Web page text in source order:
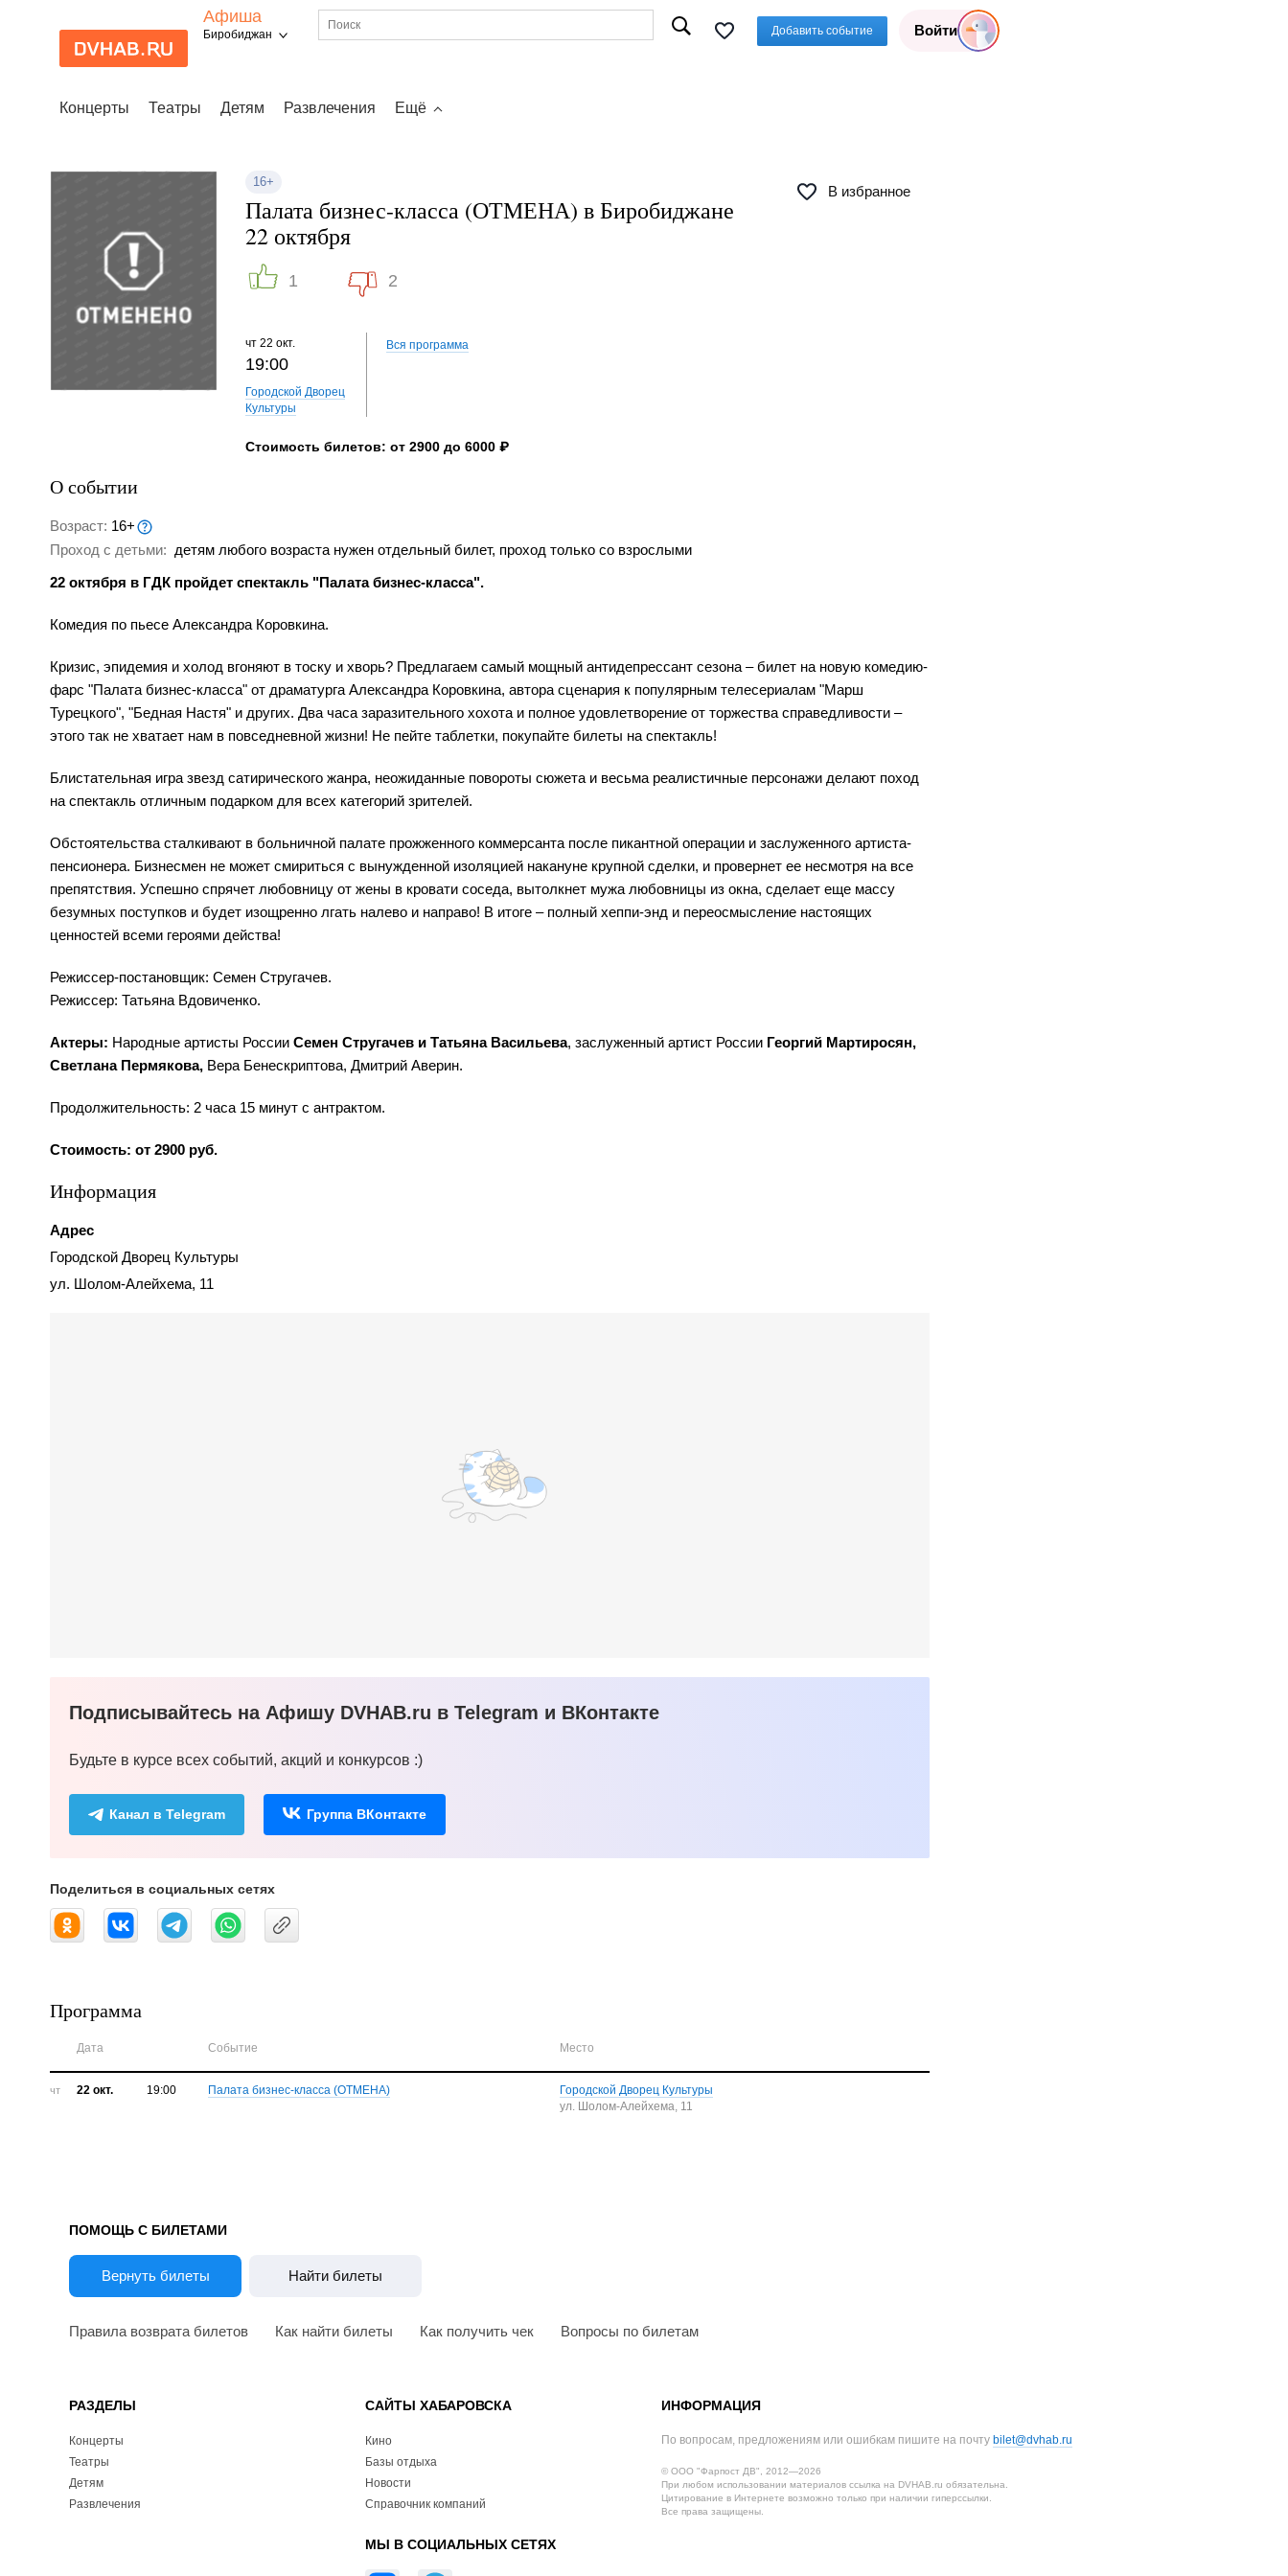
Афиша
Биробиджан Добавить событие Войти
Концерты Театры Детям Развлечения Ещё
16+
В избранное
Палата бизнес-класса (ОТМЕНА) в Биробиджане
22 октября
1 2
чт 22 окт.
19:00
Городской Дворец
Культуры
Вся программа
Стоимость билетов: от 2900 до 6000 ₽
О событии
Возраст: 16+
Проход с детьми: детям любого возраста нужен отдельный билет, проход только со взрослыми
22 октября в ГДК пройдет спектакль "Палата бизнес-класса".
Комедия по пьесе Александра Коровкина.
Кризис, эпидемия и холод вгоняют в тоску и хворь? Предлагаем самый мощный антидепрессант сезона – билет на новую комедию-
фарс "Палата бизнес-класса" от драматурга Александра Коровкина, автора сценария к популярным телесериалам "Марш
Турецкого", "Бедная Настя" и других. Два часа заразительного хохота и полное удовлетворение от торжества справедливости –
этого так не хватает нам в повседневной жизни! Не пейте таблетки, покупайте билеты на спектакль!
Блистательная игра звезд сатирического жанра, неожиданные повороты сюжета и весьма реалистичные персонажи делают поход
на спектакль отличным подарком для всех категорий зрителей.
Обстоятельства сталкивают в больничной палате прожженного коммерсанта после пикантной операции и заслуженного артиста-
пенсионера. Бизнесмен не может смириться с вынужденной изоляцией накануне крупной сделки, и провернет ее несмотря на все
препятствия. Успешно спрячет любовницу от жены в кровати соседа, вытолкнет мужа любовницы из окна, сделает еще массу
безумных поступков и будет изощренно лгать налево и направо! В итоге – полный хеппи-энд и переосмысление настоящих
ценностей всеми героями действа!
Режиссер-постановщик: Семен Стругачев.
Режиссер: Татьяна Вдовиченко.
Актеры: Народные артисты России Семен Стругачев и Татьяна Васильева, заслуженный артист России Георгий Мартиросян,
Светлана Пермякова, Вера Бенескриптова, Дмитрий Аверин.
Продолжительность: 2 часа 15 минут с антрактом.
Стоимость: от 2900 руб.
Информация
Адрес
Городской Дворец Культуры
ул. Шолом-Алейхема, 11
Подписывайтесь на Афишу DVHAB.ru в Telegram и ВКонтакте
Будьте в курсе всех событий, акций и конкурсов :)
Канал в Telegram Группа ВКонтакте
Поделиться в социальных сетях
Программа
Дата Событие Место
чт 22 окт. 19:00 Палата бизнес-класса (ОТМЕНА)
Городской Дворец Культуры
ул. Шолом-Алейхема, 11
ПОМОЩЬ С БИЛЕТАМИ
Вернуть билеты Найти билеты
Правила возврата билетов Как найти билеты Как получить чек Вопросы по билетам
РАЗДЕЛЫ
Концерты
Театры
Детям
Развлечения
САЙТЫ ХАБАРОВСКА
Кино
Базы отдыха
Новости
Справочник компаний
МЫ В СОЦИАЛЬНЫХ СЕТЯХ
ИНФОРМАЦИЯ
По вопросам, предложениям или ошибкам пишите на почту bilet@dvhab.ru
© ООО "Фарпост ДВ", 2012—2026
При любом использовании материалов ссылка на DVHAB.ru обязательна.
Цитирование в Интернете возможно только при наличии гиперссылки.
Все права защищены.